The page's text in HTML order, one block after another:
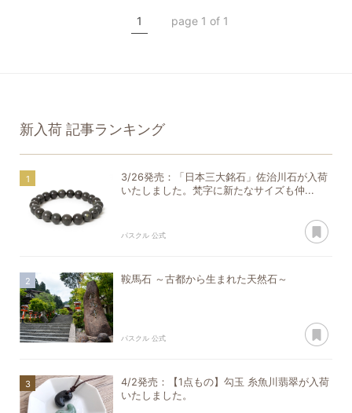
翡翠
1
page 1 of 1
新入荷 記事ランキング
3/26発売：「日本三大銘石」佐治川石が入荷
いたしました。梵字に新たなサイズも仲...
パスクル 公式
鞍馬石 ～古都から生まれた天然石～
パスクル 公式
4/2発売：【1点もの】勾玉 糸魚川翡翠が入荷
いたしました。